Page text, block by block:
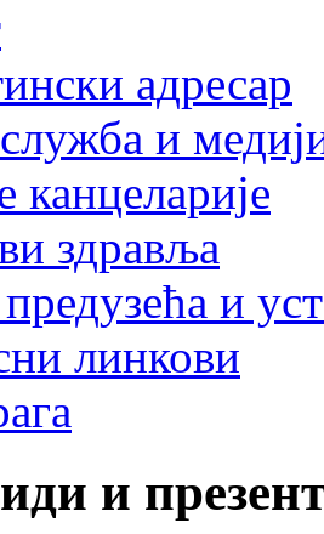
адресар
и
канцеларије
здравља
и
линкови
и